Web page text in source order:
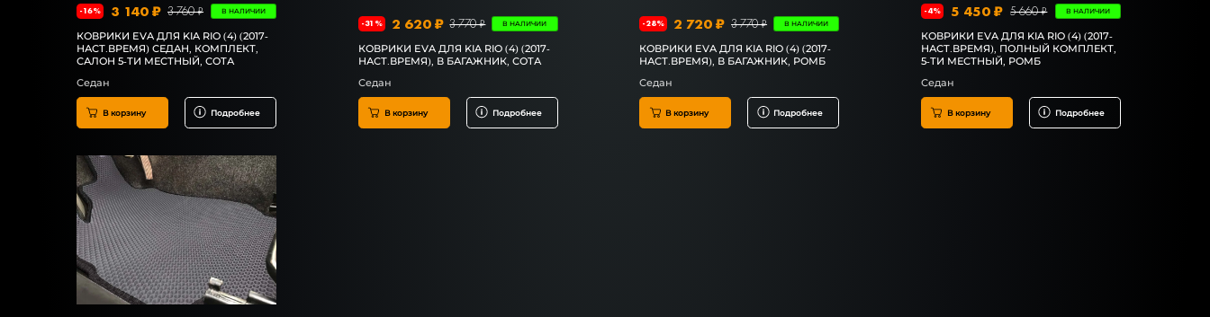
-16% 3 140 ₽ 3 760 ₽ В НАЛИЧИИ
КОВРИКИ EVA ДЛЯ KIA RIO (4) (2017-
НАСТ.ВРЕМЯ) СЕДАН, КОМПЛЕКТ,
САЛОН 5-ТИ МЕСТНЫЙ, СОТА
Седан
В корзину Подробнее
-31% 2 620 ₽ 3 770 ₽ В НАЛИЧИИ
КОВРИКИ EVA ДЛЯ KIA RIO (4) (2017-
НАСТ.ВРЕМЯ), В БАГАЖНИК, СОТА
Седан
В корзину Подробнее
-28% 2 720 ₽ 3 770 ₽ В НАЛИЧИИ
КОВРИКИ EVA ДЛЯ KIA RIO (4) (2017-
НАСТ.ВРЕМЯ), В БАГАЖНИК, РОМБ
Седан
В корзину Подробнее
-4% 5 450 ₽ 5 660 ₽ В НАЛИЧИИ
КОВРИКИ EVA ДЛЯ KIA RIO (4) (2017-
НАСТ.ВРЕМЯ), ПОЛНЫЙ КОМПЛЕКТ,
5-ТИ МЕСТНЫЙ, РОМБ
Седан
В корзину Подробнее